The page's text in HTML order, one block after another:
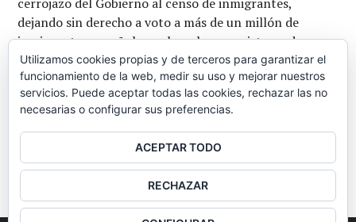
dejando sin derecho a voto a más de un millón de
inmigrantes españoles; sobre el nuevo sistema de pago
por móvil que se está implantando en Ecuador; sobre la
moneda local que se quiere implantar en Santa Coloma
de Gramenet …Seguir leyendoTu banco te va a cobrar
BARRA
LATERAL
Utilizamos cookies propias y de terceros para garantizar el
funcionamiento de la web, medir su uso y mejorar nuestros
servicios. Puede aceptar todas las cookies, rechazar las no
necesarias o configurar sus preferencias.
ACEPTAR TODO
RECHAZAR